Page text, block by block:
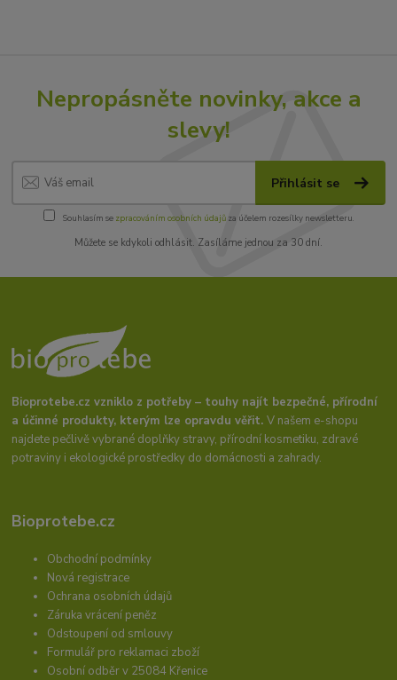
Nepropásněte novinky, akce a
slevy!
Přihlásit se
Souhlasím se zpracováním osobních údajůza účelem rozesílky newsletteru.
Můžete se kdykoli odhlásit. Zasíláme jednou za 30 dní.
Bioprotebe.cz vzniklo z potřeby – touhy najít bezpečné, přírodní
a účinné produkty, kterým lze opravdu věřit.V našem e-shopu
najdete pečlivě vybrané doplňky stravy, přírodní kosmetiku, zdravé
potraviny i ekologické prostředky do domácnosti a zahrady.
Bioprotebe.cz
Obchodní podmínky
Nová registrace
Ochrana osobních údajů
Záruka vrácení peněz
Odstoupení od smlouvy
Formulář pro reklamaci zboží
Osobní odběr v 25084 Křenice